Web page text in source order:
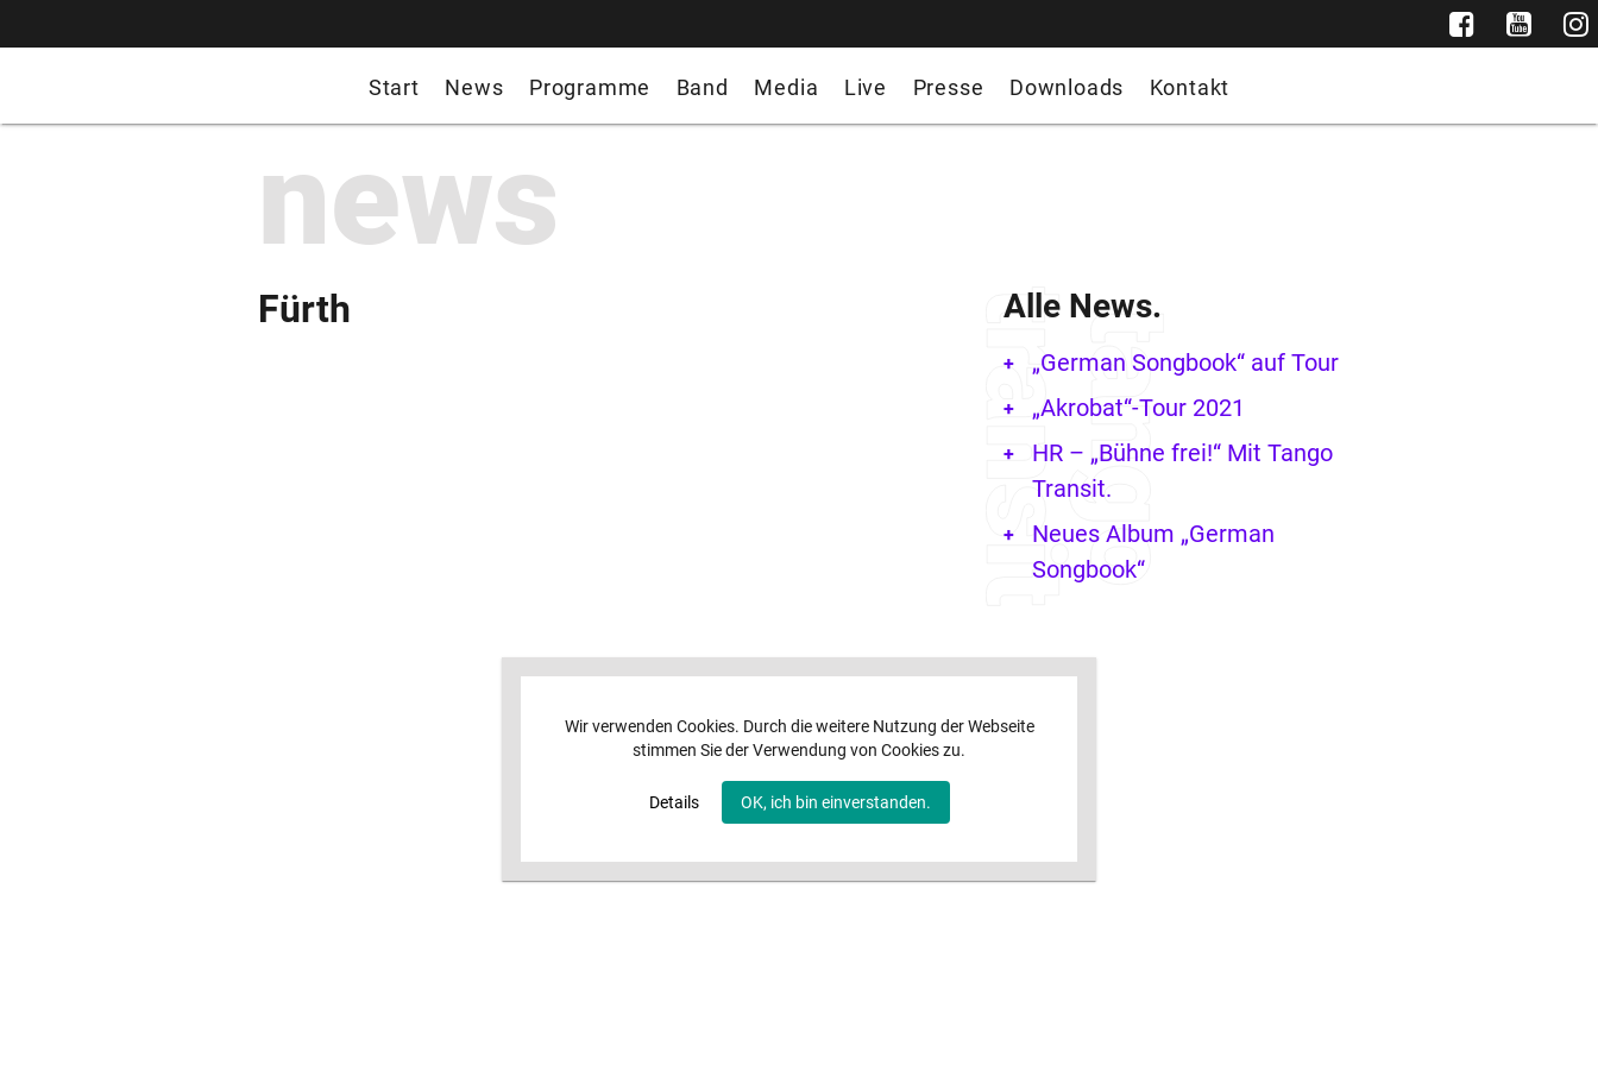
Start News Programme Band Media Live Presse Downloads Kontakt
Wir verwenden Cookies. Durch die weitere Nutzung der Webseite
stimmen Sie der Verwendung von Cookies zu.
Details OK, ich bin einverstanden.
news
Fürth Alle News.
„German Songbook“ auf Tour
„Akrobat“-Tour 2021
HR – „Bühne frei!“ Mit Tango
Transit.
Neues Album „German
Songbook“